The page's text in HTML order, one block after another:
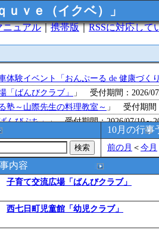
ｕｖｅ（イクベ）」
ニュアル｜携帯版｜RSSに対応して
体験イベント「おんぷーる de 健康づくり
「ばんびクラブ」
」 受付期間：2026/
塾～山際先生の料理教室～ 」 受付期間
んびぷち」」 受付期間：2026/07/10～
「ばんびクラブ」
」 受付期間：2026/
「ばんびクラブ」
」 受付期間：2026/08/
講座「ばんびぷち」
」 受付期間：2026/
講座「ばんびぷち」」 受付期間：2026/
コミプの夏！！第11回 水中レクリエ
塾～山際先生の料理教室～」 受付期間
体験イベント「おんぷーる de 健康づくり
10月の行事
前の月 ＜今月
内容
子育て交流広場「ばんびクラブ」
西七日町児童館「幼児クラブ」